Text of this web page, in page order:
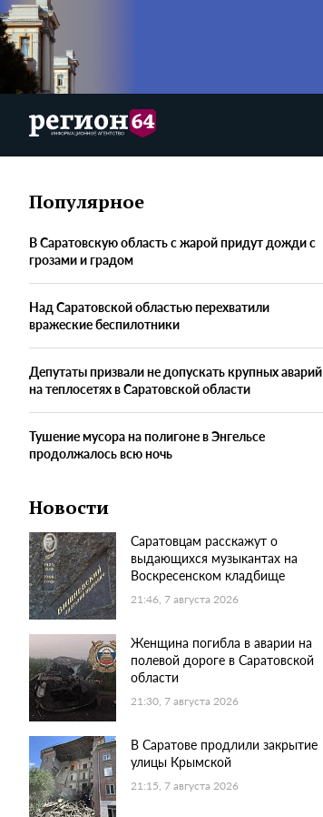
Популярное
В Саратовскую область с жарой придут дожди с
грозами и градом
Над Саратовской областью перехватили
вражеские беспилотники
Депутаты призвали не допускать крупных аварий
на теплосетях в Саратовской области
Тушение мусора на полигоне в Энгельсе
продолжалось всю ночь
Новости
Саратовцам расскажут о
выдающихся музыкантах на
Воскресенском кладбище
21:46, 7 августа 2026
Женщина погибла в аварии на
полевой дороге в Саратовской
области
21:30, 7 августа 2026
В Саратове продлили закрытие
улицы Крымской
21:15, 7 августа 2026